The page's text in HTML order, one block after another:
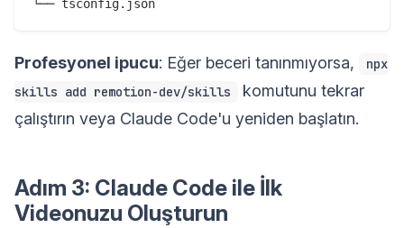
Profesyonel ipucu: Eğer beceri tanınmıyorsa,
npx
skills add remotion-dev/skills
komutunu tekrar
çalıştırın veya Claude Code'u yeniden başlatın.
Adım 3: Claude Code ile İlk
Videonuzu Oluşturun